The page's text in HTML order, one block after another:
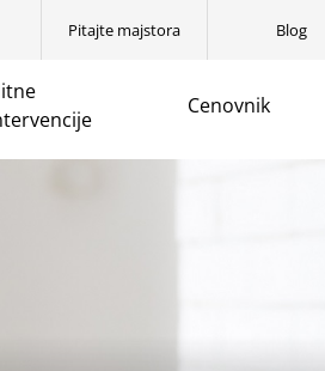
Pitajte majstora Blog
Cenovnik